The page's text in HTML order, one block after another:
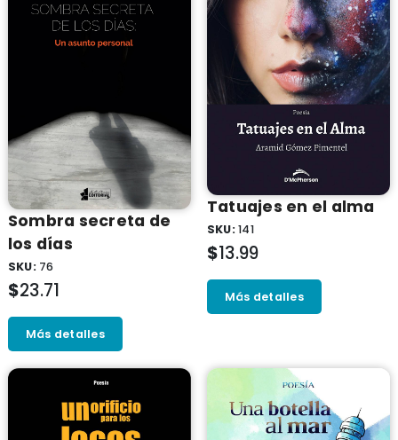
Sombra secreta de
los dí­as
SKU: 76
$23.71
Más detalles
Tatuajes en el alma
SKU:141
$13.99
Más detalles